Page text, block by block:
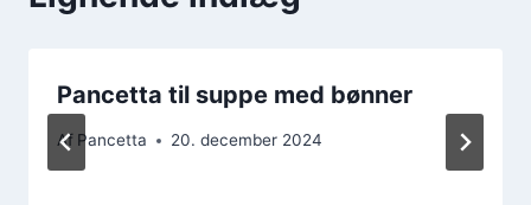
Pancetta til suppe med bønner
Af Pancetta 20. december 2024